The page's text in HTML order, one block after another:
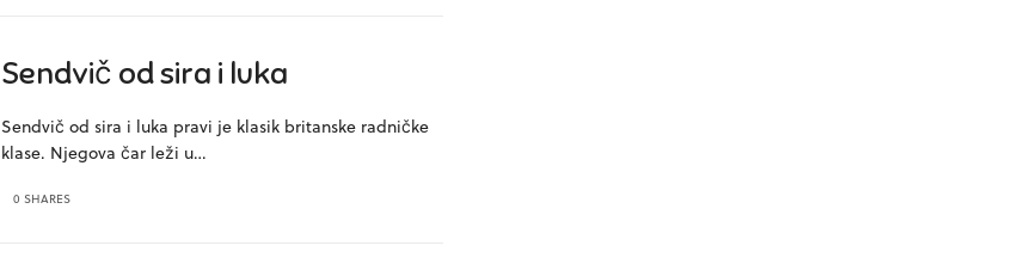
Sendvič od sira i luka
Sendvič od sira i luka pravi je klasik britanske radničke
klase. Njegova čar leži u…
0 SHARES